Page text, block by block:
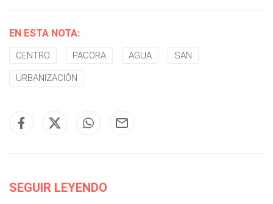
EN ESTA NOTA:
CENTRO PACORA AGUA SAN
URBANIZACIÓN
SEGUIR LEYENDO